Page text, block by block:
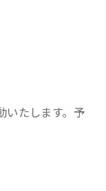
いたします。予